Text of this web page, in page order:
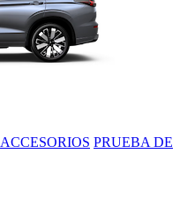
ACCESORIOS PRUEBA DE